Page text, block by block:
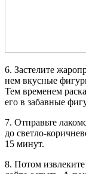
6. Застелите
нем вкусные
Тем временем
его в забавные
7. Отправьте
до светло-
15 минут.
8. Потом